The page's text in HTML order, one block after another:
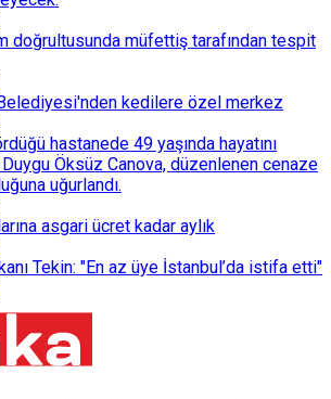
doğrultusunda müfettiş tarafından tespit
kedilere özel merkez
hastanede 49 yaşında hayatını
Öksüz Canova, düzenlenen cenaze
uğurlandı.
asgari ücret kadar aylık
Tekin: "En az üye İstanbul’da istifa etti"